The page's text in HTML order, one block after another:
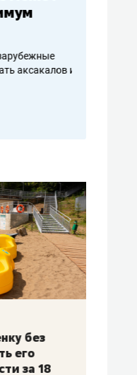
аксакалов и
без
его
за 18